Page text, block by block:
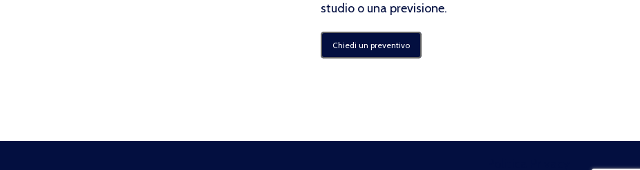
studio o una previsione.
Chiedi un preventivo